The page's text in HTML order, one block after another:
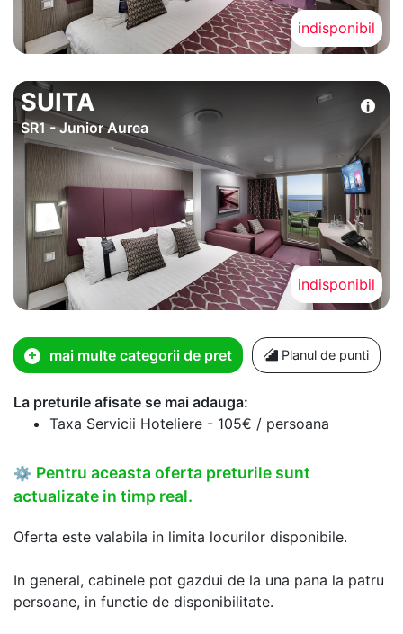
indisponibil
SUITA
SR1 - Junior Aurea
indisponibil
mai multe categorii de pret Planul de punti
La preturile afisate se mai adauga:
Taxa Servicii Hoteliere - 105€ / persoana
⚙ Pentru aceasta oferta preturile sunt
actualizate in timp real.
Oferta este valabila in limita locurilor disponibile.
In general, cabinele pot gazdui de la una pana la patru
persoane, in functie de disponibilitate.